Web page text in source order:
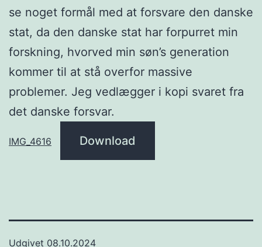
se noget formål med at forsvare den danske
stat, da den danske stat har forpurret min
forskning, hvorved min søn’s generation
kommer til at stå overfor massive
problemer. Jeg vedlægger i kopi svaret fra
det danske forsvar.
IMG_4616 Download
Udgivet 08.10.2024